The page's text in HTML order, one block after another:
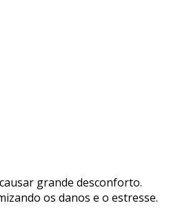
grande desconforto.
os danos e o estresse.